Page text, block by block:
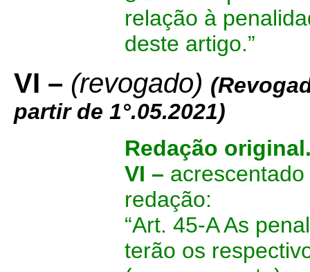
relação à
deste artigo.”
VI – (revogado)
partir de 1°.05.2021)
Redação
VI –
redação:
“Art. 45-A As
terão os